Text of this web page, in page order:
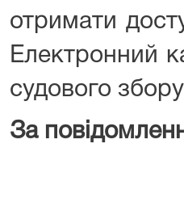
отримати
Електронний
судового
За